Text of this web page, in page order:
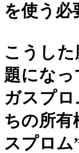
を使う必
こうし
題にな
ガスプ
ちの所
スプロム